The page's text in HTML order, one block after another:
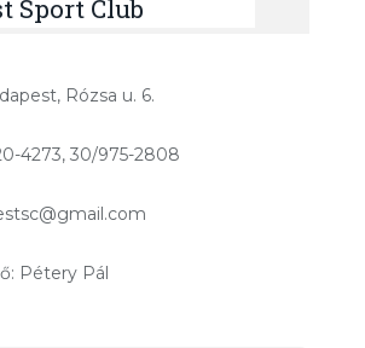
Sport Club
Rózsa u. 6.
4273, 30/975-2808
Pétery Pál